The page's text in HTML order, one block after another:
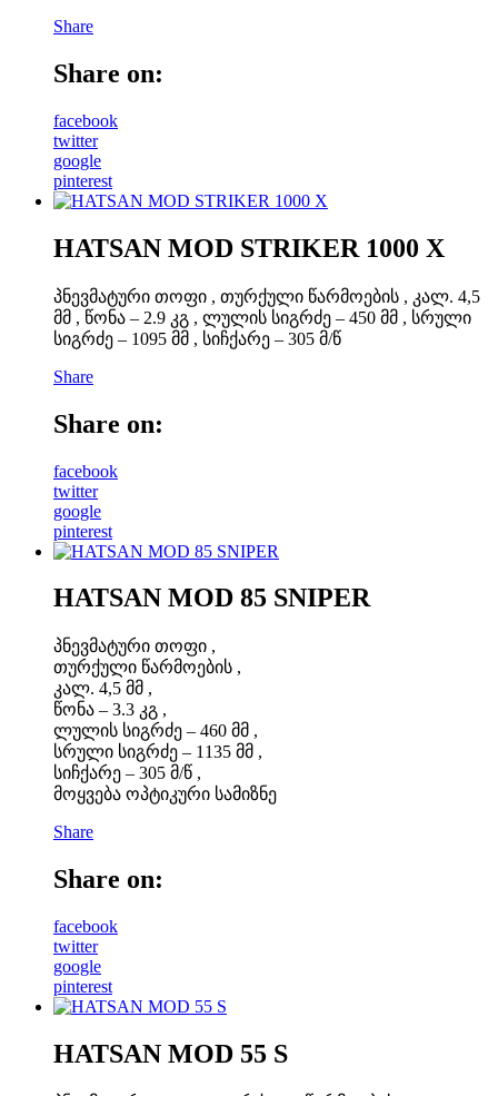
Share
Share on:
facebook
twitter
google
pinterest
HATSAN MOD STRIKER 1000 X
პნევმატური თოფი , თურქული წარმოების , კალ. 4,5
მმ , წონა – 2.9 კგ , ლულის სიგრძე – 450 მმ , სრული
სიგრძე – 1095 მმ , სიჩქარე – 305 მ/წ
Share
Share on:
facebook
twitter
google
pinterest
HATSAN MOD 85 SNIPER
პნევმატური თოფი ,
თურქული წარმოების ,
კალ. 4,5 მმ ,
წონა – 3.3 კგ ,
ლულის სიგრძე – 460 მმ ,
სრული სიგრძე – 1135 მმ ,
სიჩქარე – 305 მ/წ ,
მოყვება ოპტიკური სამიზნე
Share
Share on:
facebook
twitter
google
pinterest
HATSAN MOD 55 S